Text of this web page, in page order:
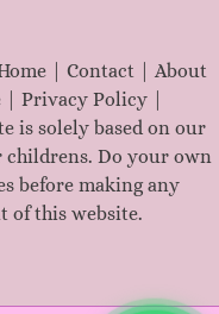
Contact
About
| Privacy Policy|
is solely based on our
Do your own
before making any
of this website.